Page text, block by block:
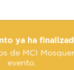
ya ha
de MCI
evento.